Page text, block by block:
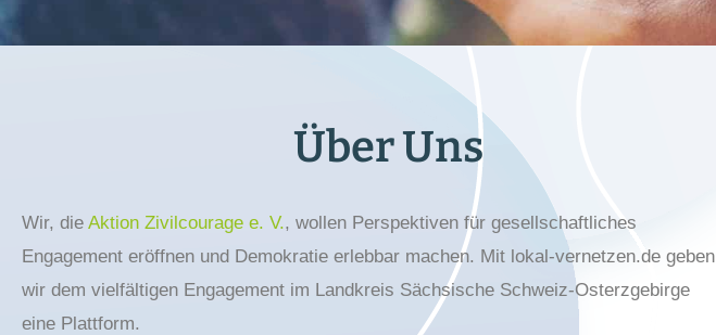
Über Uns
Wir, die Aktion Zivilcourage e. V., wollen Perspektiven für gesellschaftliches
Engagement eröffnen und Demokratie erlebbar machen. Mit lokal-vernetzen.de geben
wir dem vielfältigen Engagement im Landkreis Sächsische Schweiz-Osterzgebirge
eine Plattform.